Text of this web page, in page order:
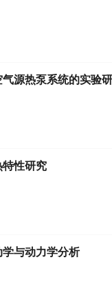
源热泵系统的实验
特性研究
与动力学分析